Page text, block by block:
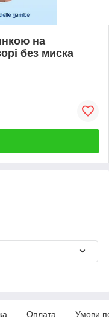
на
без миска
Оплата Умови